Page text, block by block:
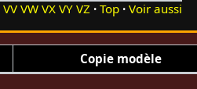
VV VW VX VY VZ Top Voir aussi
Copie modèle